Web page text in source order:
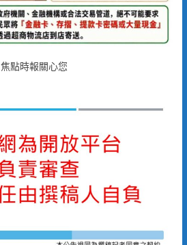
焦點時報關心您